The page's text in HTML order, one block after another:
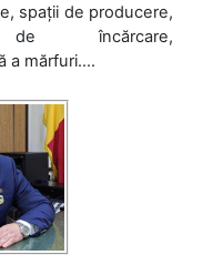
spații de producere,
încărcare,
a mărfuri....